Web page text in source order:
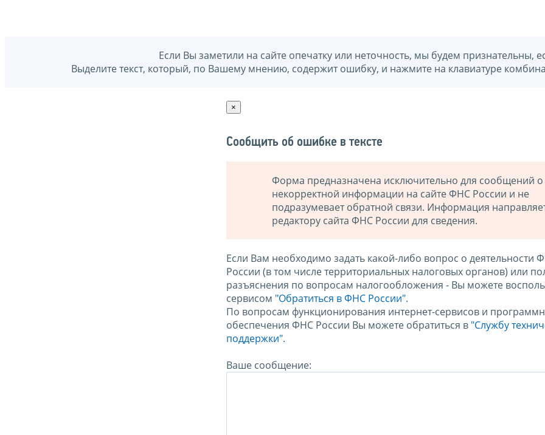
Если Вы заметили на сайте опечатку или неточность, мы будем признательны,
Выделите текст, который, по Вашему мнению, содержит ошибку, и нажмите на клавиатуре
×
Сообщить об ошибке в тексте
Форма предназначена исключительно для сообщений о
некорректной информации на сайте ФНС России и не
подразумевает обратной связи. Информация
редактору сайта ФНС России для сведения.
Если Вам необходимо задать какой-либо вопрос о деятельности
России (в том числе территориальных налоговых органов) или
разъяснения по вопросам налогообложения - Вы можете
сервисом "Обратиться в ФНС России".
По вопросам функционирования интернет-сервисов и
обеспечения ФНС России Вы можете обратиться в "Службу
поддержки".
Ваше сообщение: